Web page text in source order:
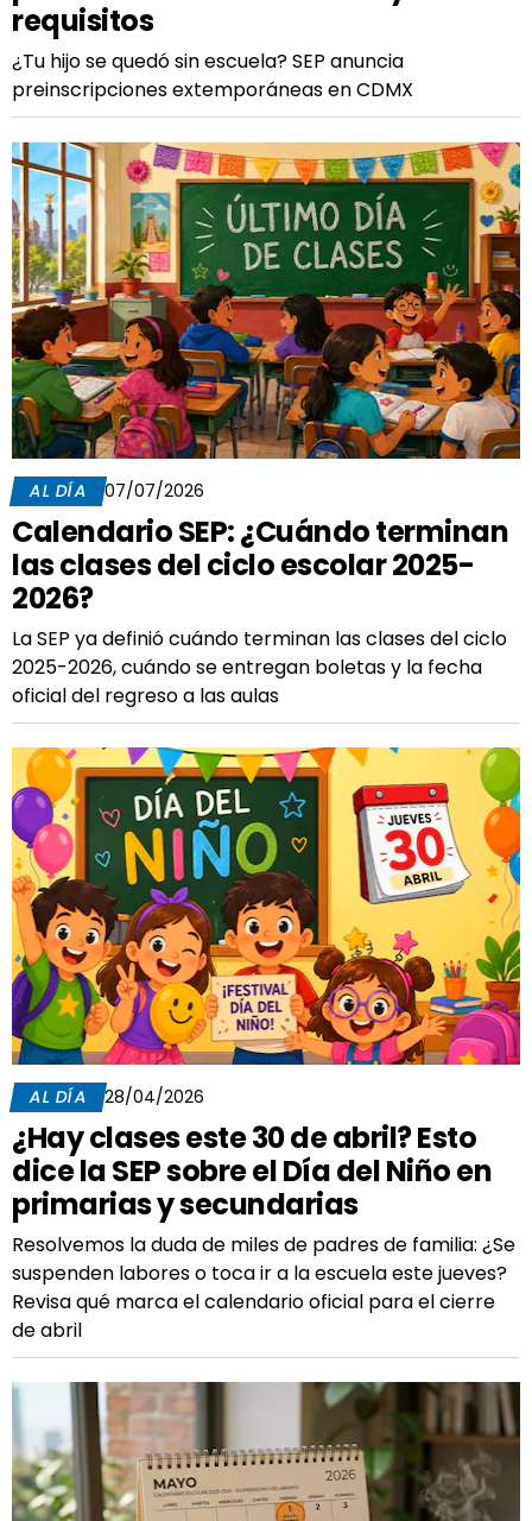
requisitos
¿Tu hijo se quedó sin escuela? SEP anuncia
preinscripciones extemporáneas en CDMX
AL DÍA 07/07/2026
Calendario SEP: ¿Cuándo terminan
las clases del ciclo escolar 2025-
2026?
La SEP ya definió cuándo terminan las clases del ciclo
2025-2026, cuándo se entregan boletas y la fecha
oficial del regreso a las aulas
AL DÍA 28/04/2026
¿Hay clases este 30 de abril? Esto
dice la SEP sobre el Día del Niño en
primarias y secundarias
Resolvemos la duda de miles de padres de familia: ¿Se
suspenden labores o toca ir a la escuela este jueves?
Revisa qué marca el calendario oficial para el cierre
de abril